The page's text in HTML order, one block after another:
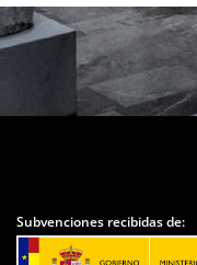
Subvenciones recibidas de: